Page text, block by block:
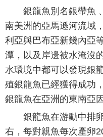
銀龍魚別名銀帶魚
南美洲的亞馬遜河流域
利亞與巴布亞新幾內亞
潭，以及岸邊被水淹沒
水環境中都可以發現銀
殖銀龍魚已經獲得成功
銀龍魚在亞洲的東南亞
銀龍魚在游動中排
右，每對親魚每次產卵